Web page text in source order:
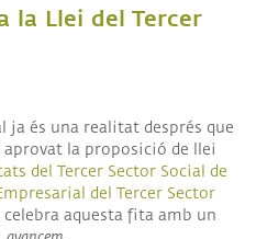
la Llei del Tercer
ja és una realitat després que
aprovat la proposició de llei
del Tercer Sector Social de
del Tercer Sector
celebra aquesta fita amb un